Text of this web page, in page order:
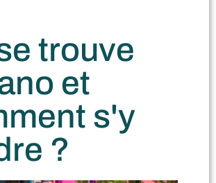
trouve
et
s'y
?